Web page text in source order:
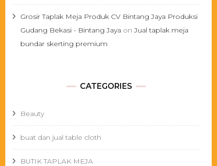
Grosir Taplak Meja Produk CV Bintang Jaya Produksi
Gudang Bekasi - Bintang Jaya onJual taplak meja
bundar skerting premium
CATEGORIES
Beauty
buat dan jual table cloth
BUTIK TAPLAK MEJA